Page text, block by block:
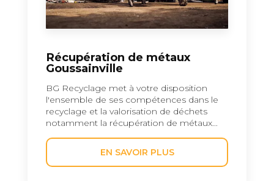
Récupération de métaux
Goussainville
BG Recyclage met à votre disposition
l'ensemble de ses compétences dans le
recyclage et la valorisation de déchets
notamment la récupération de métaux...
EN SAVOIR PLUS